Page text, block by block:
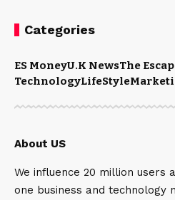
Categories
ES MoneyU.K NewsThe
TechnologyLifeStyle
About US
We influence 20 million users
one business and technology